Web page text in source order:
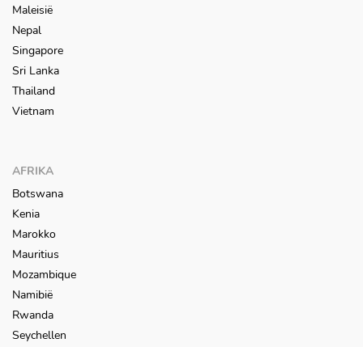
Maleisië
Nepal
Singapore
Sri Lanka
Thailand
Vietnam
AFRIKA
Botswana
Kenia
Marokko
Mauritius
Mozambique
Namibië
Rwanda
Seychellen